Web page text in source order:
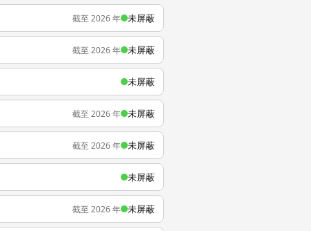
截至 2026 年 未屏蔽
截至 2026 年 未屏蔽
未屏蔽
截至 2026 年 未屏蔽
截至 2026 年 未屏蔽
未屏蔽
截至 2026 年 未屏蔽